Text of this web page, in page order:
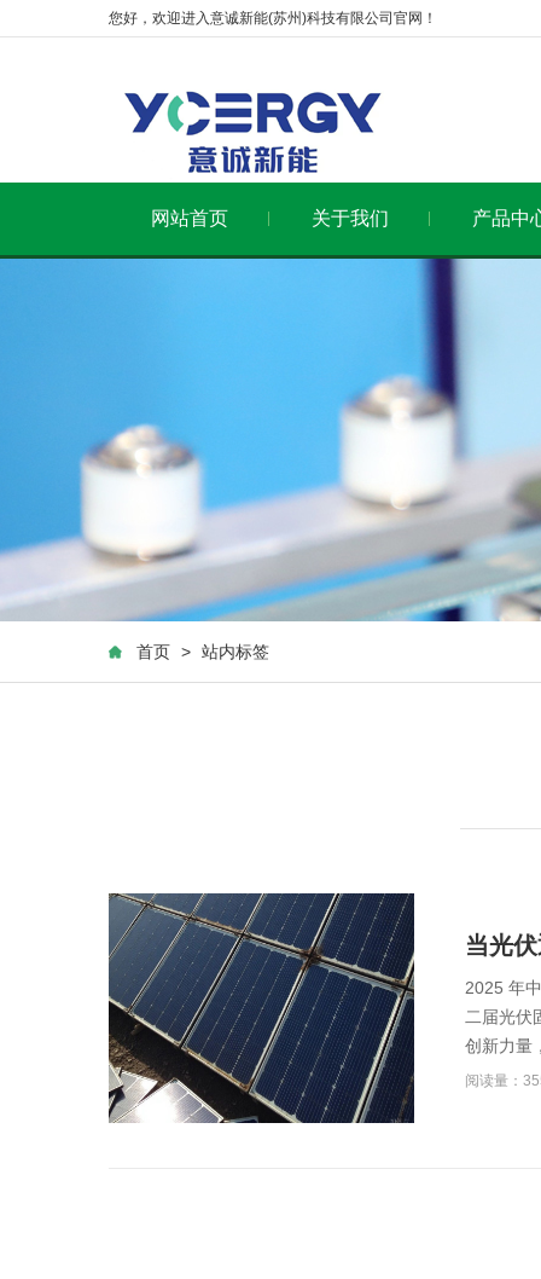
您好，欢迎进入意诚新能(苏州)科技有限公司官网！
网站首页 关于我们 产品中
首页 > 站内标签
当光
2025 年
二届光伏
创新力量
阅读量：